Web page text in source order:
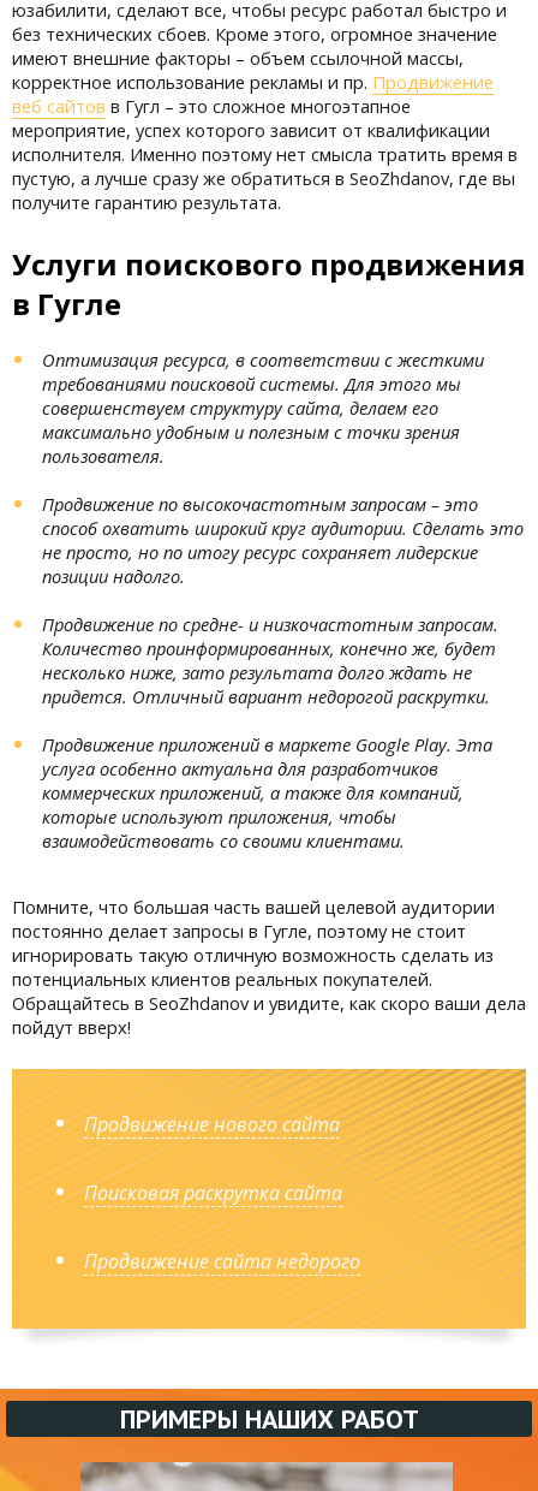
юзабилити, сделают все, чтобы ресурс работал быстро и
без технических сбоев. Кроме этого, огромное значение
имеют внешние факторы – объем ссылочной массы,
корректное использование рекламы и пр. Продвижение
веб сайтов в Гугл – это сложное многоэтапное
мероприятие, успех которого зависит от квалификации
исполнителя. Именно поэтому нет смысла тратить время в
пустую, а лучше сразу же обратиться в SeoZhdanov, где вы
получите гарантию результата.
Услуги поискового продвижения
в Гугле
Оптимизация ресурса, в соответствии с жесткими
требованиями поисковой системы. Для этого мы
совершенствуем структуру сайта, делаем его
максимально удобным и полезным с точки зрения
пользователя.
Продвижение по высокочастотным запросам – это
способ охватить широкий круг аудитории. Сделать это
не просто, но по итогу ресурс сохраняет лидерские
позиции надолго.
Продвижение по средне- и низкочастотным запросам.
Количество проинформированных, конечно же, будет
несколько ниже, зато результата долго ждать не
придется. Отличный вариант недорогой раскрутки.
Продвижение приложений в маркете Google Play. Эта
услуга особенно актуальна для разработчиков
коммерческих приложений, а также для компаний,
которые используют приложения, чтобы
взаимодействовать со своими клиентами.
Помните, что большая часть вашей целевой аудитории
постоянно делает запросы в Гугле, поэтому не стоит
игнорировать такую отличную возможность сделать из
потенциальных клиентов реальных покупателей.
Обращайтесь в SeoZhdanov и увидите, как скоро ваши дела
пойдут вверх!
Продвижение нового сайта
Поисковая раскрутка сайта
Продвижение сайта недорого
ПРИМЕРЫ НАШИХ РАБОТ